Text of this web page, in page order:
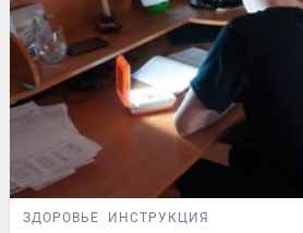
ЗДОРОВЬЕ ИНСТРУКЦИЯ